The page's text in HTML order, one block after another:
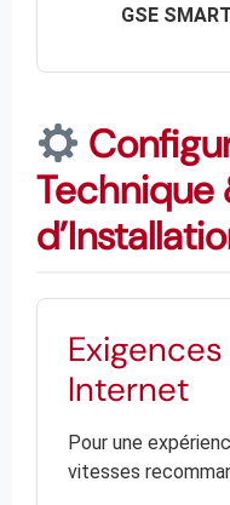
GSE
Technique
Internet
Pour une
vitesses